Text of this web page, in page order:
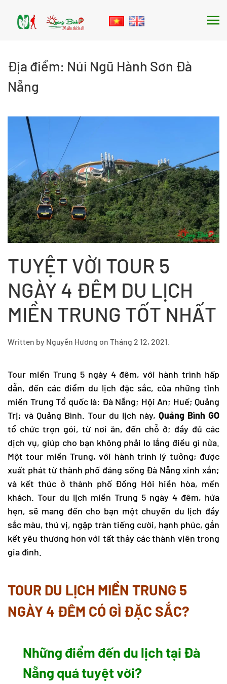
Skip to main content
Địa điểm: Núi Ngũ Hành Sơn Đà
Nẵng
TUYỆT VỜI TOUR 5
NGÀY 4 ĐÊM DU LỊCH
MIỀN TRUNG TỐT NHẤT
Written by Nguyễn Hương on Tháng 2 12, 2021.
Tour miền Trung 5 ngày 4 đêm, với hành trình hấp
dẫn, đến các điểm du lịch đặc sắc, của những tỉnh
miền Trung Tổ quốc là: Đà Nẵng; Hội An; Huế; Quảng
Trị; và Quảng Bình. Tour du lịch này, Quảng Bình GO
tổ chức trọn gói, từ nơi ăn, đến chỗ ở; đầy đủ các
dịch vụ, giúp cho bạn không phải lo lắng điều gì nửa.
Mộttour miền Trung, với hành trình lý tưởng; được
xuất phát từ thành phố đáng sống Đà Nẵng xinh xắn;
và kết thúc ở thành phố Đồng Hới hiền hòa, mến
khách. Tour du lịch miền Trung 5 ngày 4 đêm, hứa
hẹn, sẽ mang đến cho bạn một chuyến du lịch đầy
sắc màu, thú vị, ngập tràn tiếng cười, hạnh phúc, gắn
kết yêu thương hơn với tất thảy các thành viên trong
gia đình.
TOUR DU LỊCH MIỀN TRUNG 5
NGÀY 4 ĐÊM CÓ GÌ ĐẶC SẮC?
Những điểm đến du lịch tại Đà
Nẵng quá tuyệt vời?